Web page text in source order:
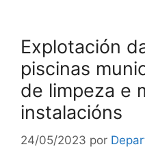
Explotación
piscinas
de limpeza e
instalacións
24/05/2023 por